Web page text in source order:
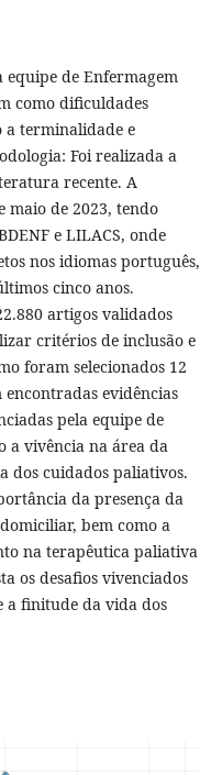
de Enfermagem
como dificuldades
a terminalidade e
Foi realizada a
recente. A
maio de 2023, tendo
e LILACS, onde
nos idiomas português,
cinco anos.
artigos validados
critérios de inclusão e
foram selecionados 12
evidências
pela equipe de
a vivência na área da
dos cuidados paliativos.
da presença da
bem como a
na terapêutica paliativa
os desafios vivenciados
a finitude da vida dos